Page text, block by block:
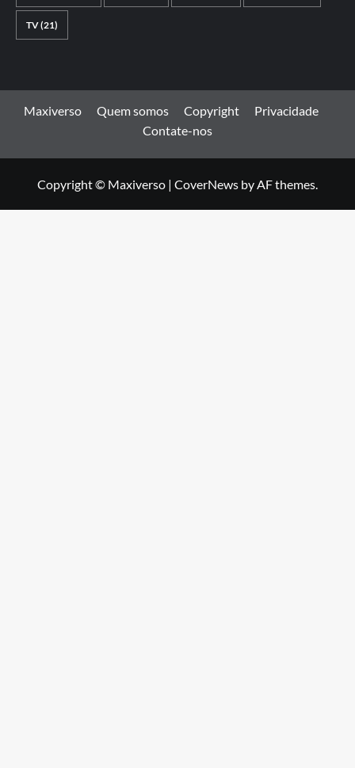
TV(21)
Maxiverso Quem somos Copyright
Privacidade
Contate-nos
Copyright © Maxiverso | CoverNews by AF themes.